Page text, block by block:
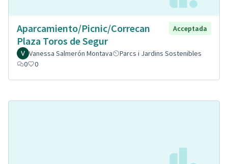
Aparcamiento/Picnic/Correcan
Plaza Toros de Segur
Acceptada
Vanessa Salmerón Montava
Parcs i Jardins Sostenibles
0
0